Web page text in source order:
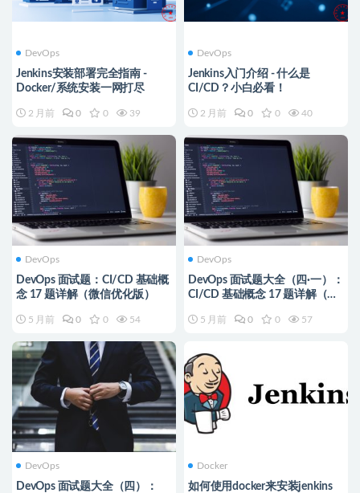
DevOps
Jenkins安装部署完全指南 -
Docker/系统安装一网打尽
2 月前 0 0 39
DevOps
Jenkins入门介绍 - 什么是
CI/CD？小白必看！
2 月前 0 0 40
DevOps
DevOps 面试题：CI/CD 基础概
念 17 题详解（微信优化版）
5 月前 0 0 54
DevOps
DevOps 面试题大全（四·一）：
CI/CD 基础概念 17 题详解（完
5 月前 0 0 57
DevOps
DevOps 面试题大全（四）：
Docker
如何使用docker来安装jenkins